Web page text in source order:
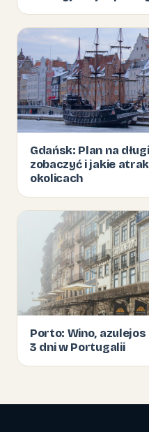
Gdańsk: Plan na
zobaczyć i jakie
okolicach
Porto: Wino,
3 dni w Portugalii